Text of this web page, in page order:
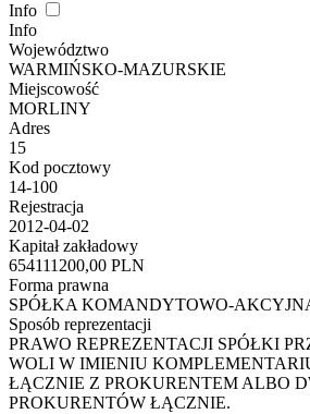
Info
Info
Województwo
WARMIŃSKO-MAZURSKIE
Miejscowość
MORLINY
Adres
15
Kod pocztowy
14-100
Rejestracja
2012-04-02
Kapitał zakładowy
654111200,00 PLN
Forma prawna
SPÓŁKA KOMANDYTOWO-
Sposób reprezentacji
PRAWO REPREZENTACJI SPÓŁKI
WOLI W IMIENIU
ŁĄCZNIE Z PROKURENTEM ALBO
PROKURENTÓW ŁĄCZNIE.